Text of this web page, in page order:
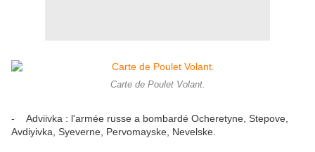
Carte de Poulet Volant.
- Adviivka : l'armée russe a bombardé Ocheretyne, Stepove,
Avdiyivka, Syeverne, Pervomayske, Nevelske.